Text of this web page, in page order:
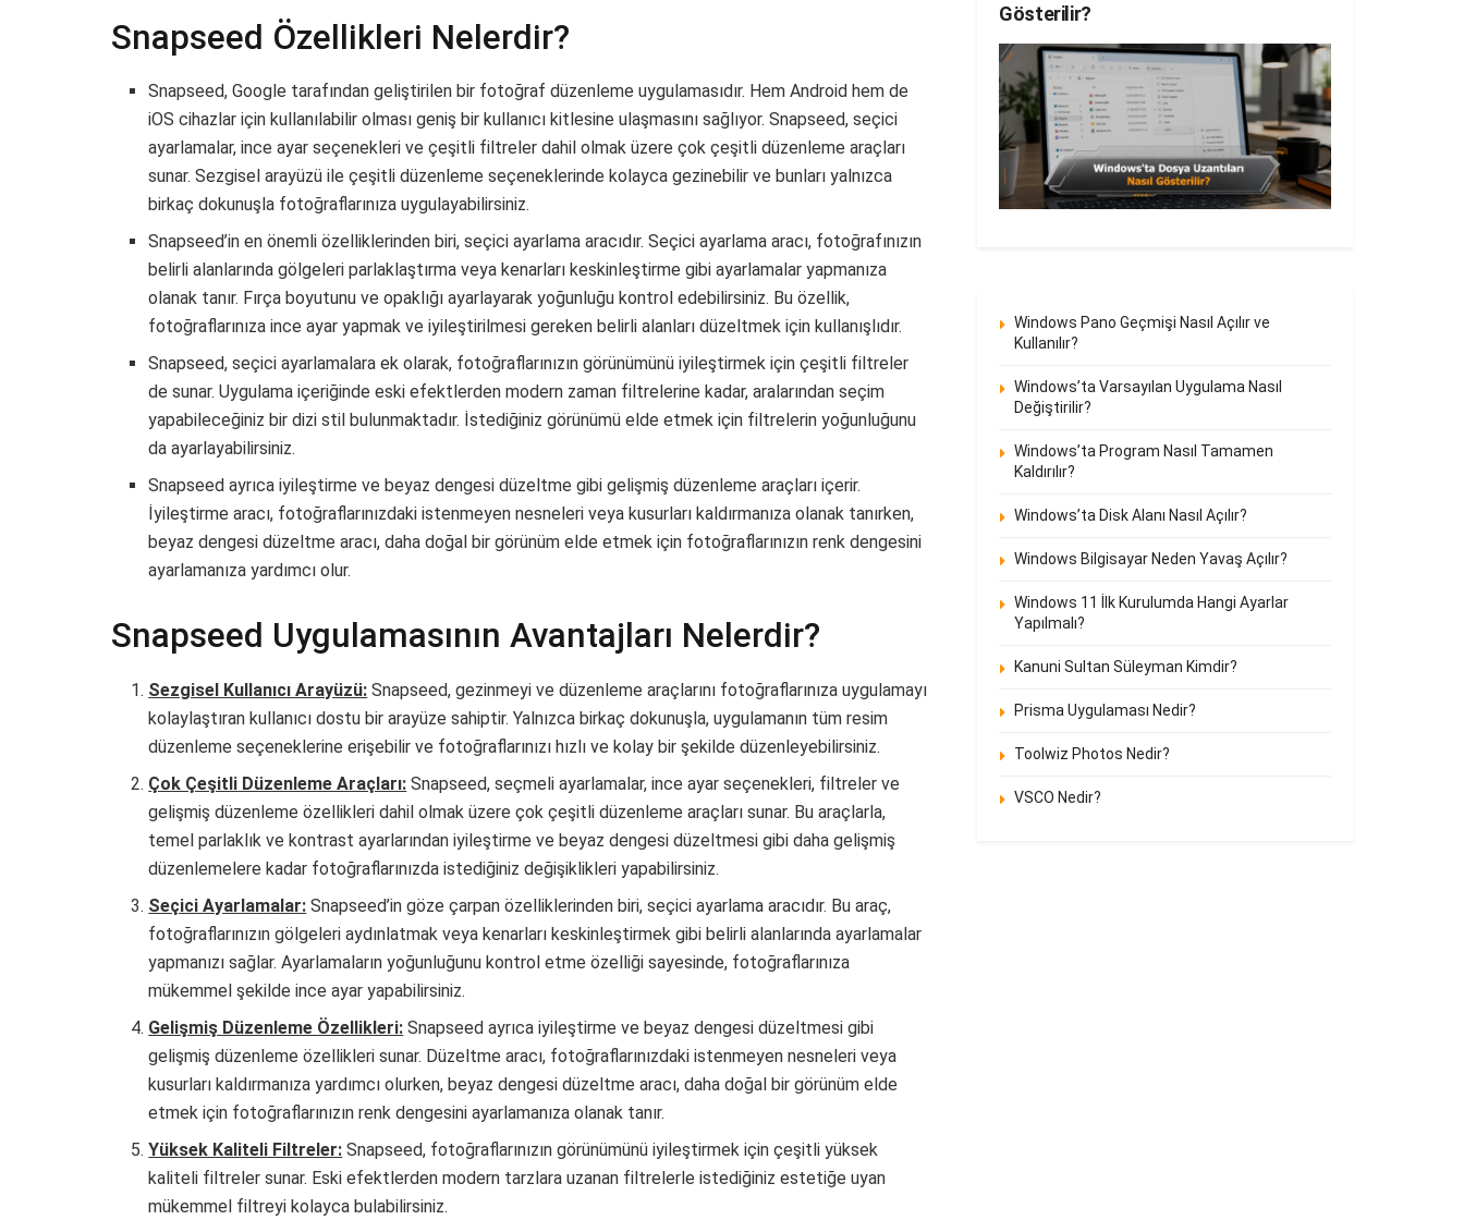
Snapseed Özellikleri Nelerdir?
Snapseed, Google tarafından geliştirilen bir fotoğraf düzenleme uygulamasıdır. Hem Android hem de
iOS cihazlar için kullanılabilir olması geniş bir kullanıcı kitlesine ulaşmasını sağlıyor. Snapseed, seçici
ayarlamalar, ince ayar seçenekleri ve çeşitli filtreler dahil olmak üzere çok çeşitli düzenleme araçları
sunar. Sezgisel arayüzü ile çeşitli düzenleme seçeneklerinde kolayca gezinebilir ve bunları yalnızca
birkaç dokunuşla fotoğraflarınıza uygulayabilirsiniz.
Snapseed’in en önemli özelliklerinden biri, seçici ayarlama aracıdır. Seçici ayarlama aracı, fotoğrafınızın
belirli alanlarında gölgeleri parlaklaştırma veya kenarları keskinleştirme gibi ayarlamalar yapmanıza
olanak tanır. Fırça boyutunu ve opaklığı ayarlayarak yoğunluğu kontrol edebilirsiniz. Bu özellik,
fotoğraflarınıza ince ayar yapmak ve iyileştirilmesi gereken belirli alanları düzeltmek için kullanışlıdır.
Snapseed, seçici ayarlamalara ek olarak, fotoğraflarınızın görünümünü iyileştirmek için çeşitli filtreler
de sunar. Uygulama içeriğinde eski efektlerden modern zaman filtrelerine kadar, aralarından seçim
yapabileceğiniz bir dizi stil bulunmaktadır. İstediğiniz görünümü elde etmek için filtrelerin yoğunluğunu
da ayarlayabilirsiniz.
Snapseed ayrıca iyileştirme ve beyaz dengesi düzeltme gibi gelişmiş düzenleme araçları içerir.
İyileştirme aracı, fotoğraflarınızdaki istenmeyen nesneleri veya kusurları kaldırmanıza olanak tanırken,
beyaz dengesi düzeltme aracı, daha doğal bir görünüm elde etmek için fotoğraflarınızın renk dengesini
ayarlamanıza yardımcı olur.
Snapseed Uygulamasının Avantajları Nelerdir?
Sezgisel Kullanıcı Arayüzü: Snapseed, gezinmeyi ve düzenleme araçlarını fotoğraflarınıza uygulamayı
kolaylaştıran kullanıcı dostu bir arayüze sahiptir. Yalnızca birkaç dokunuşla, uygulamanın tüm resim
düzenleme seçeneklerine erişebilir ve fotoğraflarınızı hızlı ve kolay bir şekilde düzenleyebilirsiniz.
Çok Çeşitli Düzenleme Araçları: Snapseed, seçmeli ayarlamalar, ince ayar seçenekleri, filtreler ve
gelişmiş düzenleme özellikleri dahil olmak üzere çok çeşitli düzenleme araçları sunar. Bu araçlarla,
temel parlaklık ve kontrast ayarlarından iyileştirme ve beyaz dengesi düzeltmesi gibi daha gelişmiş
düzenlemelere kadar fotoğraflarınızda istediğiniz değişiklikleri yapabilirsiniz.
Seçici Ayarlamalar: Snapseed’in göze çarpan özelliklerinden biri, seçici ayarlama aracıdır. Bu araç,
fotoğraflarınızın gölgeleri aydınlatmak veya kenarları keskinleştirmek gibi belirli alanlarında ayarlamalar
yapmanızı sağlar. Ayarlamaların yoğunluğunu kontrol etme özelliği sayesinde, fotoğraflarınıza
mükemmel şekilde ince ayar yapabilirsiniz.
Gelişmiş Düzenleme Özellikleri: Snapseed ayrıca iyileştirme ve beyaz dengesi düzeltmesi gibi
gelişmiş düzenleme özellikleri sunar. Düzeltme aracı, fotoğraflarınızdaki istenmeyen nesneleri veya
kusurları kaldırmanıza yardımcı olurken, beyaz dengesi düzeltme aracı, daha doğal bir görünüm elde
etmek için fotoğraflarınızın renk dengesini ayarlamanıza olanak tanır.
Yüksek Kaliteli Filtreler: Snapseed, fotoğraflarınızın görünümünü iyileştirmek için çeşitli yüksek
kaliteli filtreler sunar. Eski efektlerden modern tarzlara uzanan filtrelerle istediğiniz estetiğe uyan
mükemmel filtreyi kolayca bulabilirsiniz.
Gösterilir?
Windows Pano Geçmişi Nasıl Açılır ve
Kullanılır?
Windows’ta Varsayılan Uygulama Nasıl
Değiştirilir?
Windows’ta Program Nasıl Tamamen
Kaldırılır?
Windows’ta Disk Alanı Nasıl Açılır?
Windows Bilgisayar Neden Yavaş Açılır?
Windows 11 İlk Kurulumda Hangi Ayarlar
Yapılmalı?
Kanuni Sultan Süleyman Kimdir?
Prisma Uygulaması Nedir?
Toolwiz Photos Nedir?
VSCO Nedir?